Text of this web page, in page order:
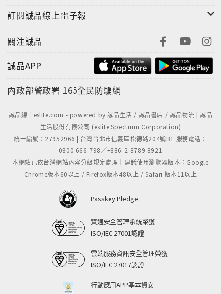
訂閱誠品線上電子報
關注誠品
誠品APP
內政部警政署 165全民防騙網
誠品線上eslite.com - powered by 誠品生活 / 誠品書店 / 誠品物流 | 誠品
生活股份有限公司 (eslite Spectrum Corporation)
統一編號：27952966 | 台灣台北市信義區松德路204號B1 服務電話：
0800-666-798／+886-2-8789-8921
本網站已依台灣網站內容分級規定處理｜建議使用瀏覽器版本：Google
Chrome版本60以上 / Firefox版本48以上 / Safari 版本11以上
Passkey Pledge
資通安全管理系統榮獲
ISO/IEC 27001認證
雲端服務資訊安全管理榮獲
ISO/IEC 27017認證
行動應用APP基本資安